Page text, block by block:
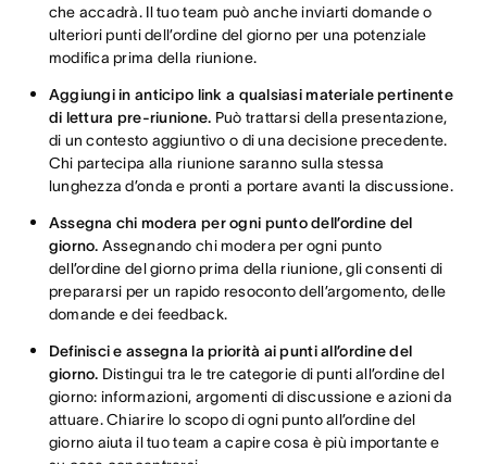
che accadrà. Il tuo team può anche inviarti domande o
ulteriori punti dell’ordine del giorno per una potenziale
modifica prima della riunione.
Aggiungi in anticipo link a qualsiasi materiale pertinente
di lettura pre-riunione. Può trattarsi della presentazione,
di un contesto aggiuntivo o di una decisione precedente.
Chi partecipa alla riunione saranno sulla stessa
lunghezza d’onda e pronti a portare avanti la discussione.
Assegna chi modera per ogni punto dell’ordine del
giorno. Assegnando chi modera per ogni punto
dell’ordine del giorno prima della riunione, gli consenti di
prepararsi per un rapido resoconto dell’argomento, delle
domande e dei feedback.
Definisci e assegna la priorità ai punti all’ordine del
giorno. Distingui tra le tre categorie di punti all’ordine del
giorno: informazioni, argomenti di discussione e azioni da
attuare. Chiarire lo scopo di ogni punto all’ordine del
giorno aiuta il tuo team a capire cosa è più importante e